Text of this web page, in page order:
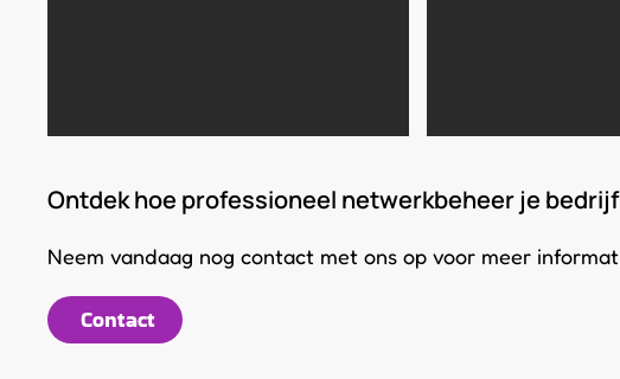
Ontdek hoe professioneel netwerkbeheer je
Neem vandaag nog contact met ons op voor meer
Contact